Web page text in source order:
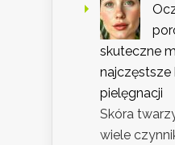
skuteczne
najczęstsze
pielęgnacji
Skóra
wiele